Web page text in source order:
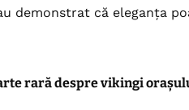
demonstrat că eleganța
rară despre vikingi